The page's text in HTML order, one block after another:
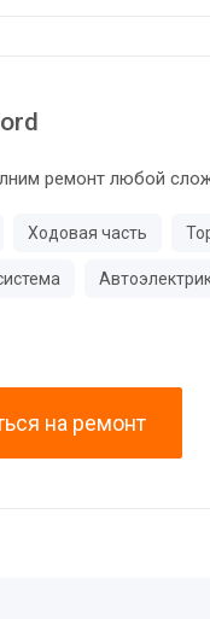
ремонт любой
Ходовая часть
на ремонт